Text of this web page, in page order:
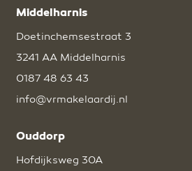
Middelharnis
Doetinchemsestraat 3
3241 AA Middelharnis
0187 48 63 43
info@vrmakelaardij.nl
Ouddorp
Hofdijksweg 30A